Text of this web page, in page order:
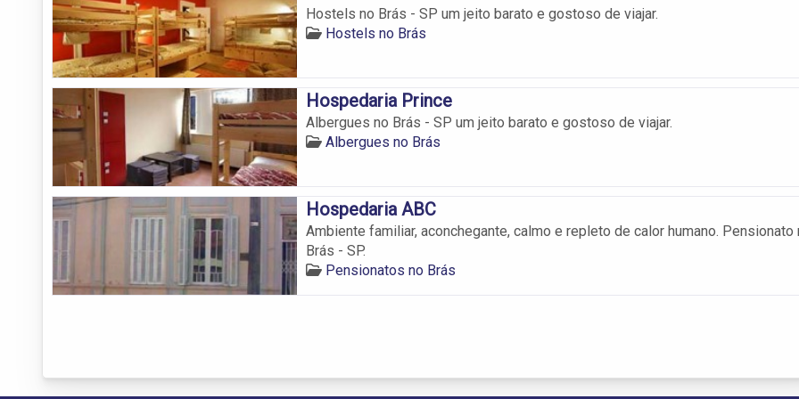
Hostels no Brás - SP um jeito barato e gostoso de viajar.
Hostels no Brás
Hospedaria Prince
Albergues no Brás - SP um jeito barato e gostoso de viajar.
Albergues no Brás
Hospedaria ABC
Ambiente familiar, aconchegante, calmo e repleto de calor humano. Pensionato
Brás - SP.
Pensionatos no Brás